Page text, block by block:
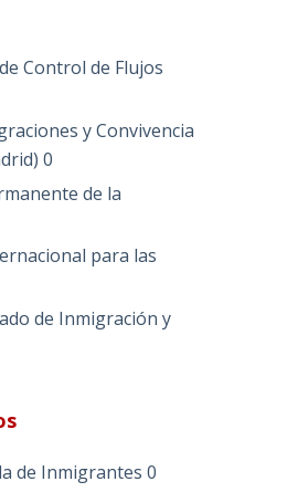
Control de Flujos
y Convivencia
0
de la
para las
de Inmigración y
de Inmigrantes 0